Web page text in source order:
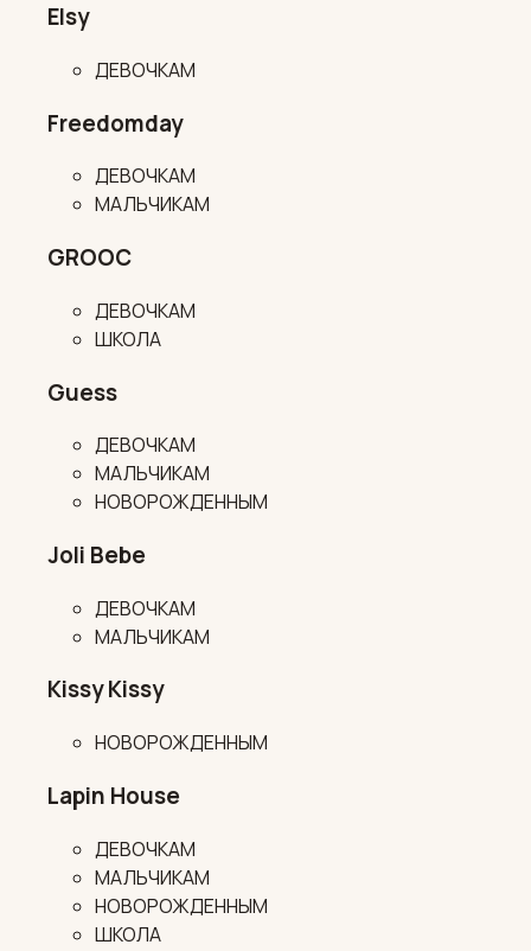
Elsy
ДЕВОЧКАМ
Freedomday
ДЕВОЧКАМ
МАЛЬЧИКАМ
GROOC
ДЕВОЧКАМ
ШКОЛА
Guess
ДЕВОЧКАМ
МАЛЬЧИКАМ
НОВОРОЖДЕННЫМ
Joli Bebe
ДЕВОЧКАМ
МАЛЬЧИКАМ
Kissy Kissy
НОВОРОЖДЕННЫМ
Lapin House
ДЕВОЧКАМ
МАЛЬЧИКАМ
НОВОРОЖДЕННЫМ
ШКОЛА